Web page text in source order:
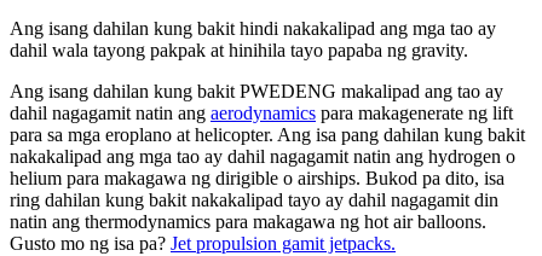
Ang isang dahilan kung bakit hindi nakakalipad ang mga tao ay
dahil wala tayong pakpak at hinihila tayo papaba ng gravity.
Ang isang dahilan kung bakit PWEDENG makalipad ang tao ay
dahil nagagamit natin ang aerodynamics para makagenerate ng lift
para sa mga eroplano at helicopter. Ang isa pang dahilan kung bakit
nakakalipad ang mga tao ay dahil nagagamit natin ang hydrogen o
helium para makagawa ng dirigible o airships. Bukod pa dito, isa
ring dahilan kung bakit nakakalipad tayo ay dahil nagagamit din
natin ang thermodynamics para makagawa ng hot air balloons.
Gusto mo ng isa pa? Jet propulsion gamit jetpacks.